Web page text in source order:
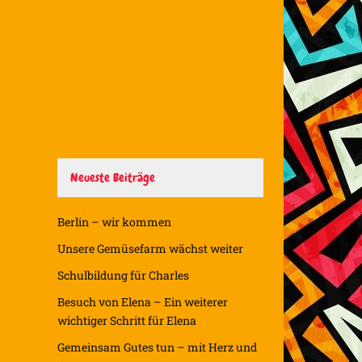
Neueste Beiträge
Berlin – wir kommen
Unsere Gemüsefarm wächst weiter
Schulbildung für Charles
Besuch von Elena – Ein weiterer
wichtiger Schritt für Elena
Gemeinsam Gutes tun – mit Herz und